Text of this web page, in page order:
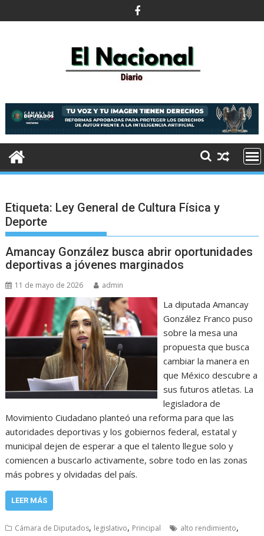
al
Etiqueta: Ley General de Cultura Física y
Deporte
Amancay González busca abrir oportunidades
deportivas a jóvenes marginados
11 de mayo de 2026 admin
La diputada Amancay
González Franco puso
sobre la mesa una
propuesta que busca
cambiar la manera en
que México descubre a
sus futuros atletas. La
legisladora de
Movimiento Ciudadano planteó una reforma para que las
autoridades deportivas y los gobiernos federal, estatal y
municipal dejen de esperar a que el talento llegue solo y
comiencen a buscarlo activamente, sobre todo en las zonas
más pobres y olvidadas del país.
LEER MÁS
Cámara de Diputados, legislativo, Principal alto rendimiento,